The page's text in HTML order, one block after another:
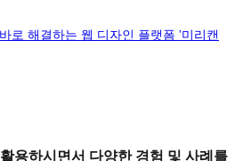
로 해결하는 웹 디자인 플랫폼 '미리캔
용하시면서 다양한 경험 및 사례를